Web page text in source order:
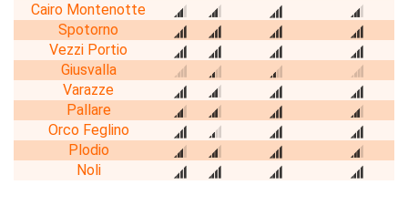
Cairo Montenotte
Spotorno
Vezzi Portio
Giusvalla
Varazze
Pallare
Orco Feglino
Plodio
Noli